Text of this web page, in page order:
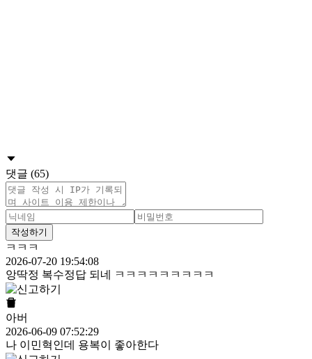
댓글 (65)
작성하기
ㅋㅋㅋ
2026-07-20 19:54:08
앙딱정 복수정답 되네 ㅋㅋㅋㅋㅋㅋㅋㅋㅋ
아버
2026-06-09 07:52:29
나 이민혁인데 용복이 좋아한다